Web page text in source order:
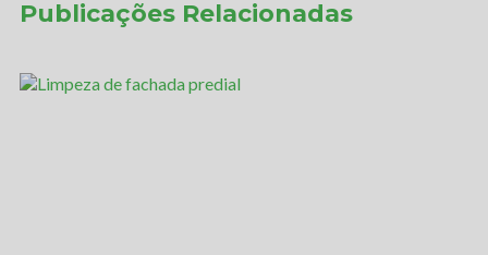
Publicações Relacionadas